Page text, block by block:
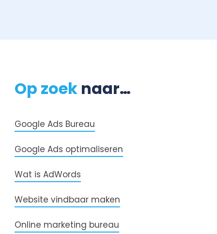
Op zoeknaar…
Google Ads Bureau
Google Ads optimaliseren
Wat is AdWords
Website vindbaar maken
Online marketing bureau